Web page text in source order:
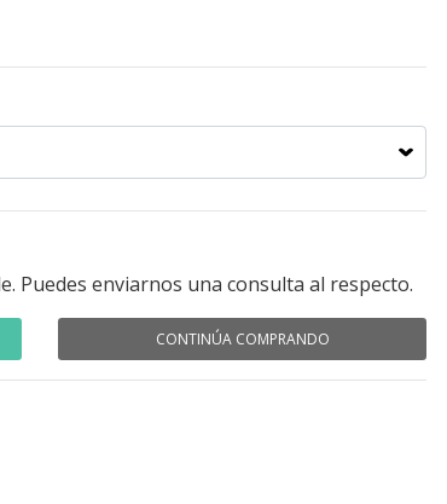
Puedes enviarnos una consulta al respecto.
CONTINÚA COMPRANDO